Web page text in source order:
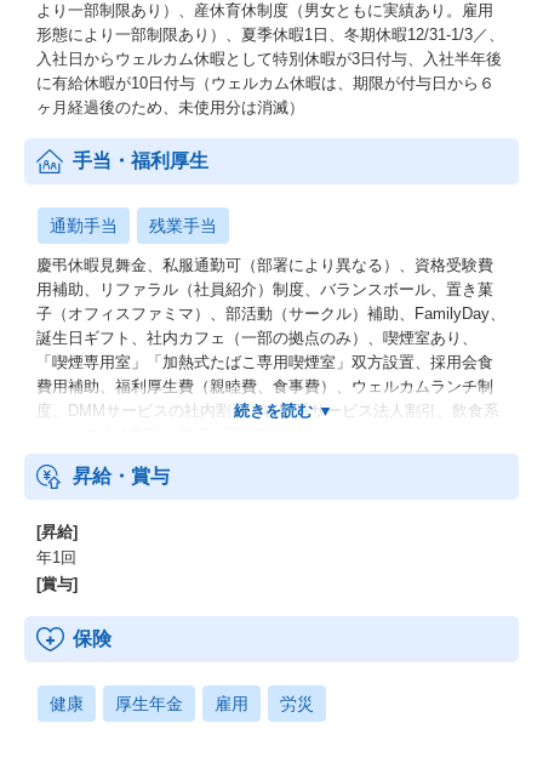
より一部制限あり）、産休育休制度（男女ともに実績あり。雇用
形態により一部制限あり）、夏季休暇1日、冬期休暇12/31-1/3／、
入社日からウェルカム休暇として特別休暇が3日付与、入社半年後
に有給休暇が10日付与（ウェルカム休暇は、期限が付与日から６
ヶ月経過後のため、未使用分は消滅）
手当・福利厚生
通勤手当 残業手当
慶弔休暇見舞金、私服通勤可（部署により異なる）、資格受験費
用補助、リファラル（社員紹介）制度、バランスボール、置き菓
子（オフィスファミマ）、部活動（サークル）補助、FamilyDay、
誕生日ギフト、社内カフェ（一部の拠点のみ）、喫煙室あり、
「喫煙専用室」「加熱式たばこ専用喫煙室」双方設置、採用会食
費用補助、福利厚生費（親睦費、食事費）、ウェルカムランチ制
度、DMMサービスの社内割引、在宅系サービス法人割引、飲食系
昇給・賞与
[昇給]
年1回
[賞与]
保険
健康 厚生年金 雇用 労災